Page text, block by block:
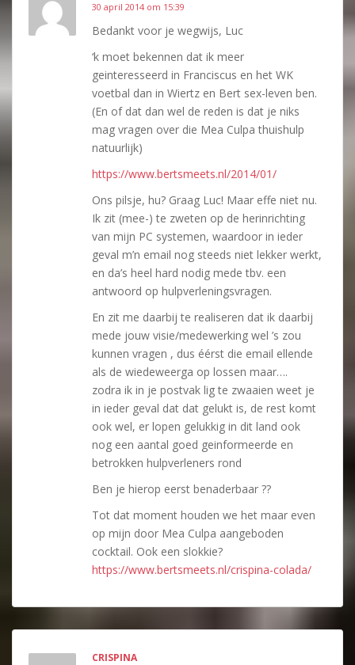
30 april 2014 om 15:39
Bedankt voor je wegwijs, Luc
‘k moet bekennen dat ik meer
geinteresseerd in Franciscus en het WK
voetbal dan in Wiertz en Bert sex-leven ben.
(En of dat dan wel de reden is dat je niks
mag vragen over die Mea Culpa thuishulp
natuurlijk)
https://www.bertsmeets.nl/2014/01/
Ons pilsje, hu? Graag Luc! Maar effe niet nu.
Ik zit (mee-) te zweten op de herinrichting
van mijn PC systemen, waardoor in ieder
geval m’n email nog steeds niet lekker werkt,
en da’s heel hard nodig mede tbv. een
antwoord op hulpverleningsvragen.
En zit me daarbij te realiseren dat ik daarbij
mede jouw visie/medewerking wel ’s zou
kunnen vragen , dus éérst die email ellende
als de wiedeweerga op lossen maar….
zodra ik in je postvak lig te zwaaien weet je
in ieder geval dat dat gelukt is, de rest komt
ook wel, er lopen gelukkig in dit land ook
nog een aantal goed geinformeerde en
betrokken hulpverleners rond
Ben je hierop eerst benaderbaar ??
Tot dat moment houden we het maar even
op mijn door Mea Culpa aangeboden
cocktail. Ook een slokkie?
https://www.bertsmeets.nl/crispina-colada/
CRISPINA